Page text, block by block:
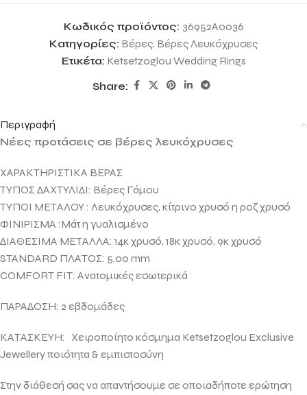
Κωδικός προϊόντος: 36952A0036
Κατηγορίες: Βέρες, Βέρες Λευκόχρυσες
Ετικέτα: Ketsetzoglou Wedding Rings
Share:
Περιγραφή
Νέες προτάσεις σε βέρες λευκόχρυσες
ΧΑΡΑΚΤΗΡΙΣΤΙΚΑ ΒΕΡΑΣ
ΤΥΠΟΣ ΔΑΧΤΥΛΙΔΙ: Βέρες Γάμου
ΤΥΠΟΙ ΜΕΤΑΛΟΥ : Λευκόχρυσες, κίτρινο χρυσό η ροζ χρυσό
ΦΙΝΙΡΙΣΜΑ :Μάτ η γυαλισμένο
ΔΙΑΘΕΣΙΜΑ ΜΕΤΑΛΛΑ: 14κ χρυσό, 18κ χρυσό, 9κ χρυσό
STANDARD ΠΛΑΤΟΣ: 5.00 mm
COMFORT FIT: Ανατομικές εσωτερικά
ΠΑΡΑΔΟΣΗ: 2 εβδομάδες
ΚΑΤΑΣΚΕΥΗ: Χειροποίητο κόσμημα Ketsetzoglou Exclusive
Jewellery ποιότητα & εμπιστοσύνη
Στην διάθεσή σας να απαντήσουμε σε οποιαδήποτε ερώτηση